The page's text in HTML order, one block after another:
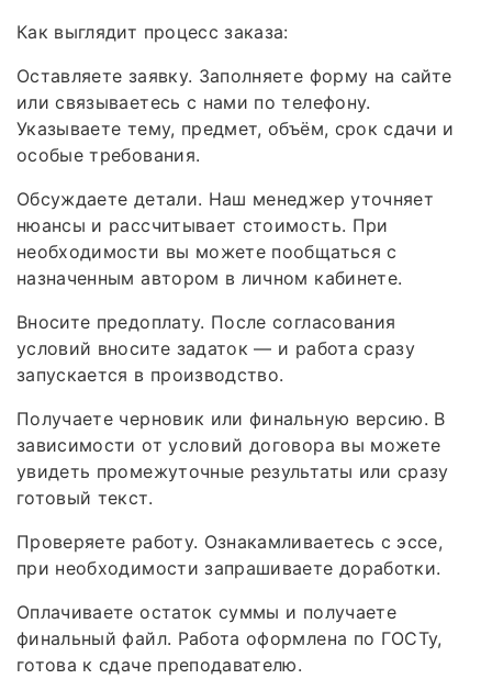
Как выглядит процесс заказа:
Оставляете заявку. Заполняете форму на сайте
или связываетесь с нами по телефону.
Указываете тему, предмет, объём, срок сдачи и
особые требования.
Обсуждаете детали. Наш менеджер уточняет
нюансы и рассчитывает стоимость. При
необходимости вы можете пообщаться с
назначенным автором в личном кабинете.
Вносите предоплату. После согласования
условий вносите задаток — и работа сразу
запускается в производство.
Получаете черновик или финальную версию. В
зависимости от условий договора вы можете
увидеть промежуточные результаты или сразу
готовый текст.
Проверяете работу. Ознакамливаетесь с эссе,
при необходимости запрашиваете доработки.
Оплачиваете остаток суммы и получаете
финальный файл. Работа оформлена по ГОСТу,
готова к сдаче преподавателю.